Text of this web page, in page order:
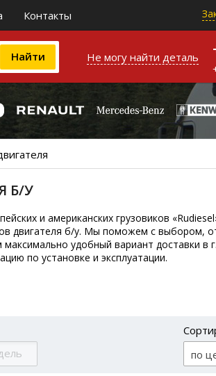
Контакты
Не могу найти деталь
Б/У
и американских грузовиков
двигателя б/у. Мы поможем с выбором,
удобный вариант доставки в
по установке и эксплуатации.
по